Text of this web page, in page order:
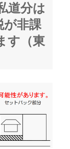
道分は
が非課
す（東